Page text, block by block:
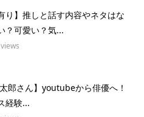
り】推しと話す内容やネタはな
？可愛い？気...
太郎さん】youtubeから俳優へ！
経験...